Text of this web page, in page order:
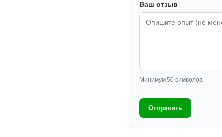
Ваш отзыв
Минимум 50 символов.
Отправить